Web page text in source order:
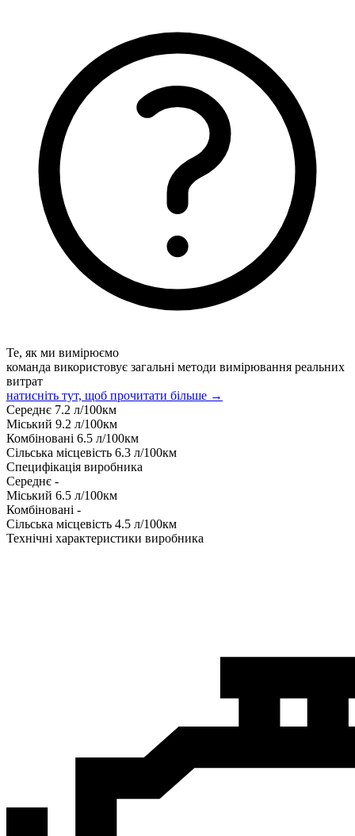
Те, як ми вимірюємо
команда використовує загальні методи вимірювання реальних
витрат
натисніть тут, щоб прочитати більше →
Середнє 7.2 л/100км
Міський 9.2 л/100км
Комбіновані 6.5 л/100км
Сільська місцевість 6.3 л/100км
Специфікація виробника
Середнє -
Міський 6.5 л/100км
Комбіновані -
Сільська місцевість 4.5 л/100км
Технічні характеристики виробника